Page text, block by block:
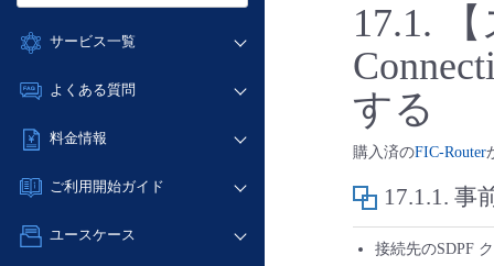
サービス一覧
データ利活用
ネットワーク
IoT
サポート
よくある質問
データ利活用
ネットワーク
IoT
料金情報
料金シミュレーター
クラウド/サーバー
ご利用開始ガイド
■ 管理機能
ユースケース
17.1.
する
購入済のFIC-Router
17.1.1. 事
接続先のSDPF